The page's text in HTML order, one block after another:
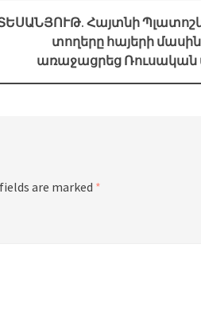
Հայտնի
տողերը հայերի
առաջացրեց Ռուսական
are marked *